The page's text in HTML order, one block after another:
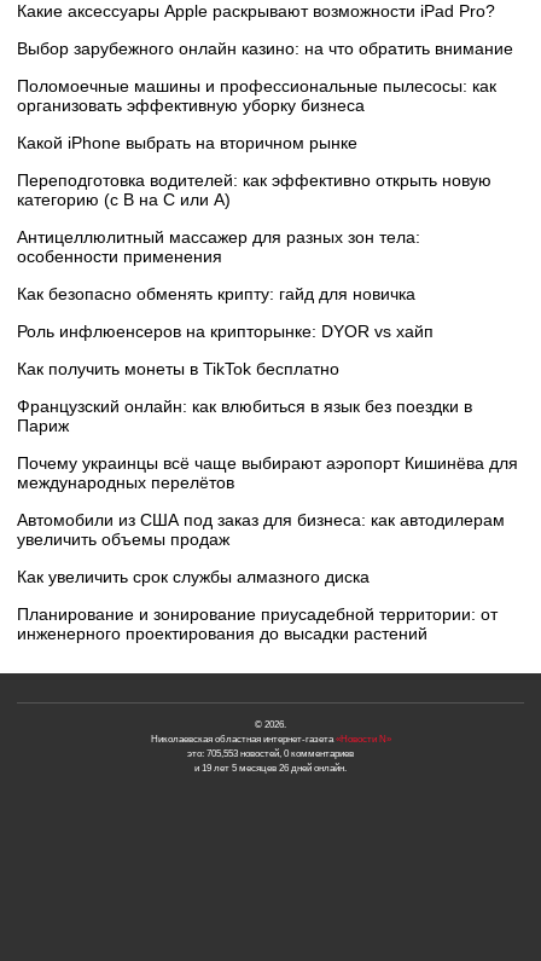
Какие аксессуары Apple раскрывают возможности iPad Pro?
Выбор зарубежного онлайн казино: на что обратить внимание
Поломоечные машины и профессиональные пылесосы: как
организовать эффективную уборку бизнеса
Какой iPhone выбрать на вторичном рынке
Переподготовка водителей: как эффективно открыть новую
категорию (с B на C или А)
Антицеллюлитный массажер для разных зон тела:
особенности применения
Как безопасно обменять крипту: гайд для новичка
Роль инфлюенсеров на крипторынке: DYOR vs хайп
Как получить монеты в TikTok бесплатно
Французский онлайн: как влюбиться в язык без поездки в
Париж
Почему украинцы всё чаще выбирают аэропорт Кишинёва для
международных перелётов
Автомобили из США под заказ для бизнеса: как автодилерам
увеличить объемы продаж
Как увеличить срок службы алмазного диска
Планирование и зонирование приусадебной территории: от
инженерного проектирования до высадки растений
© 2026.
Николаевская областная интернет-газета«Новости N»
это: 705,553 новостей, 0 комментариев
и 19 лет 5 месяцев 26 дней онлайн.